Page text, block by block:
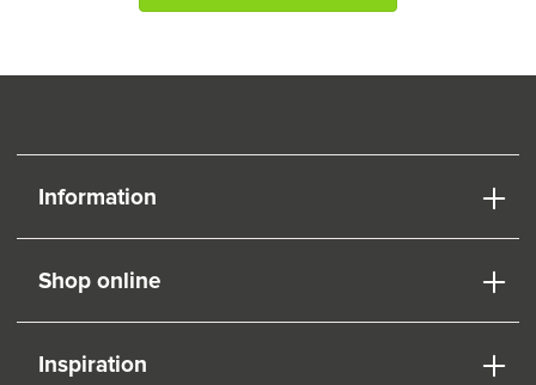
Information
Shop online
Inspiration